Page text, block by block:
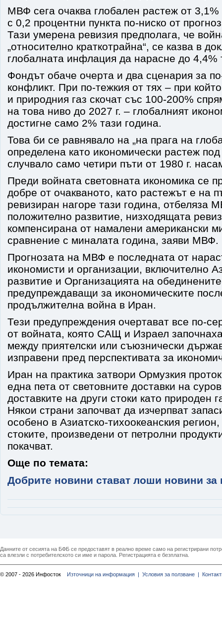
МВФ сега очаква глобален растеж от 3,1%
с 0,2 процентни пункта по-ниско от
Тази умерена ревизия предполага, че
„относително краткотрайна“, се казва в
глобалната инфлация да нарасне до 4,4%
Фондът обаче очерта и два сценария за
конфликт. При по-тежкия от тях – при
и природния газ скочат със 100-200%
на това ниво до 2027 г. – глобалният
достигне само 2% тази година.
Това би се равнявало на „на прага на
определена като икономически растеж
случвало само четири пъти от 1980 г.
Преди войната световната икономика се
добре от очакваното, като растежът е на
ревизиран нагоре тази година, отбеляза
положително развитие, низходящата
компенсирана от намалени американски
сравнение с миналата година, заяви МВФ.
Прогнозата на МВФ е последната от
икономисти и организации, включително
развитие и Организацията на
предупреждаващи за икономическите
продължителна война в Иран.
Тези предупреждения очертават все по-
от войната, която САЩ и Израел
между приятелски или съюзнически
изправени пред перспективата за
Иран на практика затвори Ормузкия
една пета от световните доставки на
доставките на други стоки като природен
Някои страни започват да изчерпват
особено в Азиатско-тихоокеанския
стоките, произведени от петролни
покачват.
Още по темата:
Добрите новини стават лоши новини за
Данните от сесията на БФБ се предоставят в реално време само на регистрирани
са влезли с потребителското си име и парола. Регистрацията е безплатна.
© 2007 - 2026 Инфосток Източници на информация | Условия за ползване |